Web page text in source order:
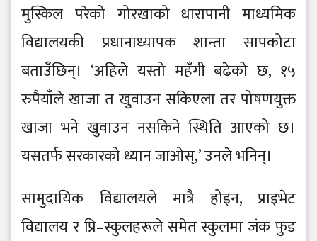
मुस्किल परेको गोरखाको धारापानी माध्यमिक
विद्यालयकी प्रधानाध्यापक शान्ता सापकोटा
बताउँछिन्। ‘अहिले यस्तो महँगी बढेको छ, १५
रुपैयाँले खाजा त खुवाउन सकिएला तर पोषणयुक्त
खाजा भने खुवाउन नसकिने स्थिति आएको छ।
यसतर्फ सरकारको ध्यान जाओस्,’ उनले भनिन्।
सामुदायिक विद्यालयले मात्रै होइन, प्राइभेट
विद्यालय र प्रि–स्कुलहरूले समेत स्कुलमा जंक फुड